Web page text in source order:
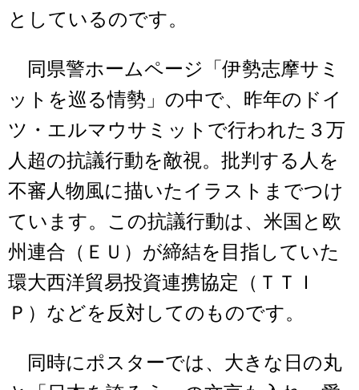
としているのです。
同県警ホームページ「伊勢志摩サミ
ットを巡る情勢」の中で、昨年のドイ
ツ・エルマウサミットで行われた３万
人超の抗議行動を敵視。批判する人を
不審人物風に描いたイラストまでつけ
ています。この抗議行動は、米国と欧
州連合（ＥＵ）が締結を目指していた
環大西洋貿易投資連携協定（ＴＴＩ
Ｐ）などを反対してのものです。
同時にポスターでは、大きな日の丸